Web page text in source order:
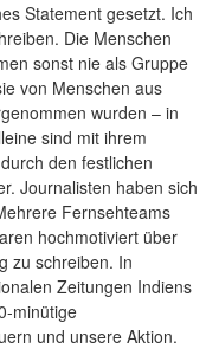
Statement gesetzt. Ich
Die Menschen
sonst nie als Gruppe
von Menschen aus
wurden – in
sind mit ihrem
den festlichen
Journalisten haben sich
Fernsehteams
hochmotiviert über
zu schreiben. In
Zeitungen Indiens
minütige
und unsere Aktion.